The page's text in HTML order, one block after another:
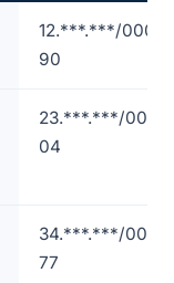
12.***.***/0001-
90
23.***.***/0001-
04
34.***.***/0001-
77